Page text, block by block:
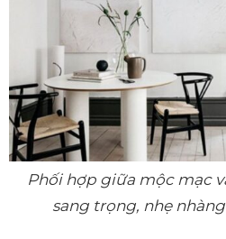
Phối hợp giữa mộc mạc
sang trọng, nhẹ